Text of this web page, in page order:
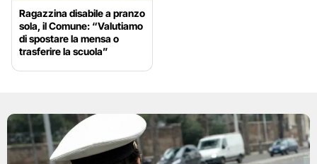
Ragazzina disabile a pranzo
sola, il Comune: “Valutiamo
di spostare la mensa o
trasferire la scuola”